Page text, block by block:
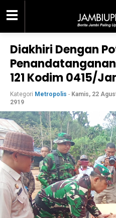
Diakhiri Dengan
121 Kodim 0415/
Kategori Metropolis - Kamis, 22
2919